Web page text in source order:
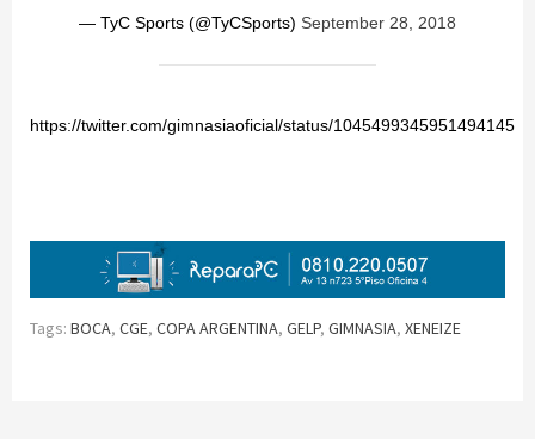
— TyC Sports (@TyCSports) September 28, 2018
https://twitter.com/gimnasiaoficial/status/1045499345951494145
Tags: BOCA, CGE, COPA ARGENTINA, GELP, GIMNASIA, XENEIZE